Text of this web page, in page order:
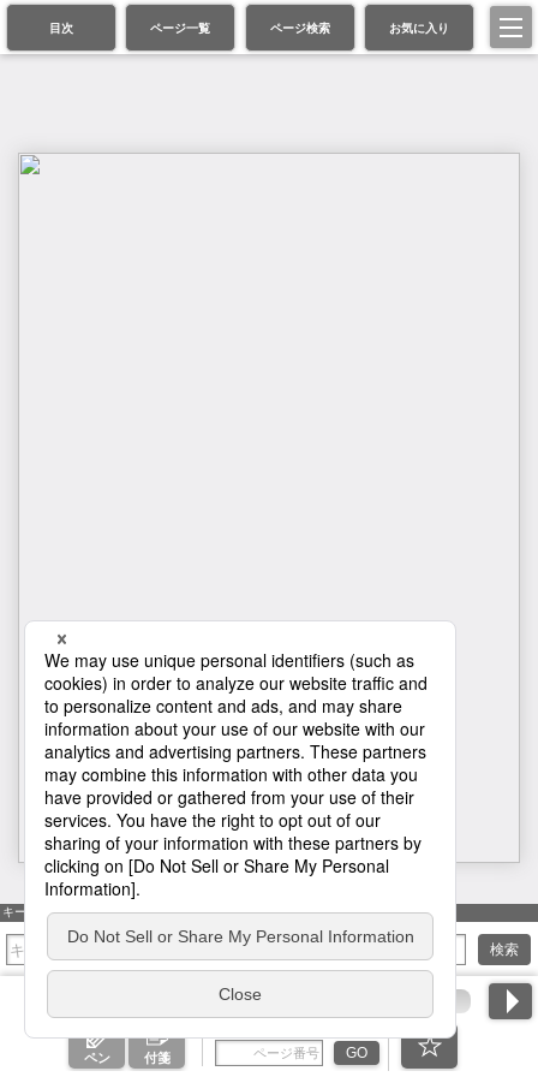
目次 ページ一覧 ページ検索 お気に入り
H1
キーワード検索
検索
ペン 付箋 GO